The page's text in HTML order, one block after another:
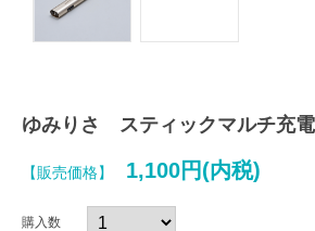
ゆみりさ スティックマルチ充
【販売価格】 1,100円(内税)
購入数